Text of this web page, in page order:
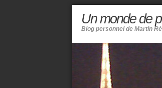
Un monde de
Blog personnel de Martin